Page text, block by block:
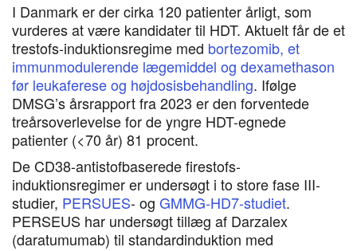
I Danmark er der cirka 120 patienter årligt, som
vurderes at være kandidater til HDT. Aktuelt får de et
trestofs-induktionsregime med bortezomib, et
immunmodulerende lægemiddel og dexamethason
før leukaferese og højdosisbehandling. Ifølge
DMSG’s årsrapport fra 2023 er den forventede
treårsoverlevelse for de yngre HDT-egnede
patienter (<70 år) 81 procent.
De CD38-antistofbaserede firestofs-
induktionsregimer er undersøgt i to store fase III-
studier, PERSUES- og GMMG-HD7-studiet.
PERSEUS har undersøgt tillæg af Darzalex
(daratumumab) til standardinduktion med